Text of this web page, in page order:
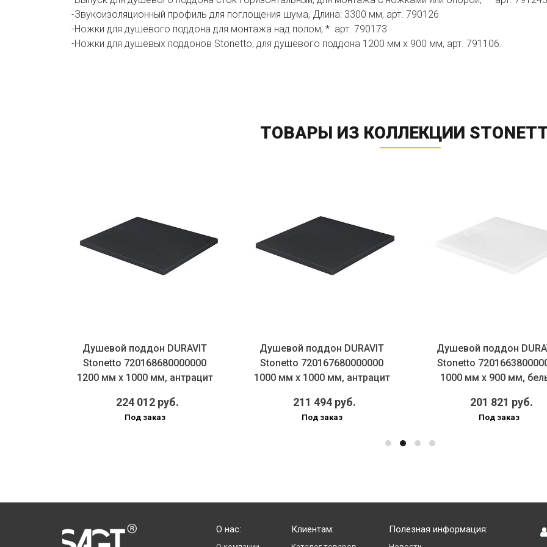
-Звукоизоляционный профиль для поглощения шума, Длина: 3300 мм, арт. 790126
-Ножки для душевого поддона для монтажа над полом, * арт. 790173
-Ножки для душевых поддонов Stonetto, для душевого поддона 1200 мм х 900 мм, арт. 791106.
ТОВАРЫ ИЗ КОЛЛЕКЦИИ
Душевой поддон DURAVIT
Stonetto 720168680000000
1200 мм х 1000 мм, антрацит
224 012 руб.
Под заказ
Душевой поддон DURAVIT
Stonetto 720167680000000
1000 мм х 1000 мм, антрацит
211 494 руб.
Под заказ
Душевой поддон
Stonetto
1000 мм х 900 мм,
201 821 руб.
Под заказ
О нас: Клиентам: Полезная информация: